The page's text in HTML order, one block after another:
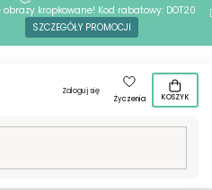
obrazy kropkowane! Kod rabatowy: DOT20
SZCZEGÓŁY PROMOCJI
Zaloguj się
Życzenia
KOSZYK